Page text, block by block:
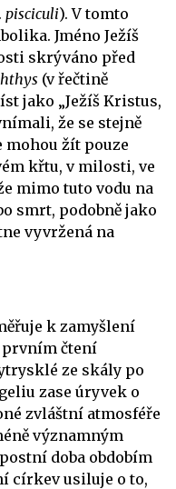
pisciculi). V tomto
Jméno Ježíš
skrýváno před
(v řečtině
jako „Ježíš Kristus,
že se stejně
mohou žít pouze
křtu, v milosti, ve
mimo tuto vodu na
smrt, podobně jako
vyvržená na
k zamyšlení
prvním čtení
ze skály po
zase úryvek o
zvláštní atmosféře
významným
doba obdobím
církev usiluje o to,